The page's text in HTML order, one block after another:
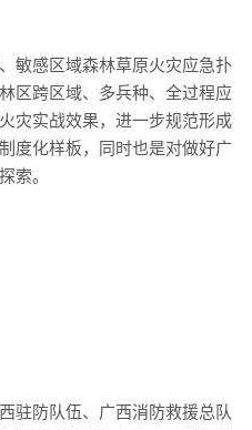
敏感区域森林草原火灾应急扑
区跨区域、多兵种、全过程应
灾实战效果，进一步规范形成
度化样板，同时也是对做好广
索。
驻防队伍、广西消防救援总队